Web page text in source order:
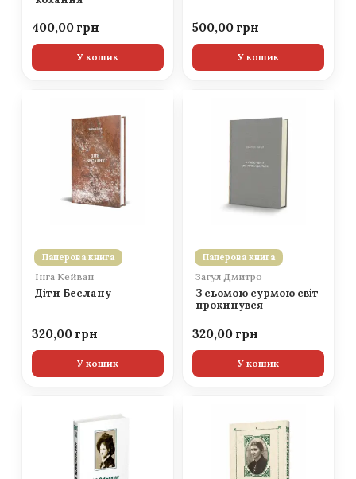
400,00
У кошик
500,00
У кошик
Паперова книга
Інга Кейван
Діти Беслану
320,00
У кошик
Паперова книга
Загул Дмитро
З сьомою сурмою світ
прокинувся
320,00
У кошик